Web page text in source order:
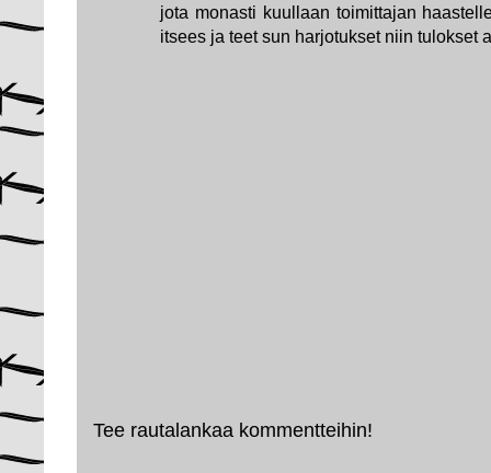
jota monasti kuullaan toimittajan
itsees ja teet sun harjotukset niin tulokset
Tee rautalankaa kommentteihin!